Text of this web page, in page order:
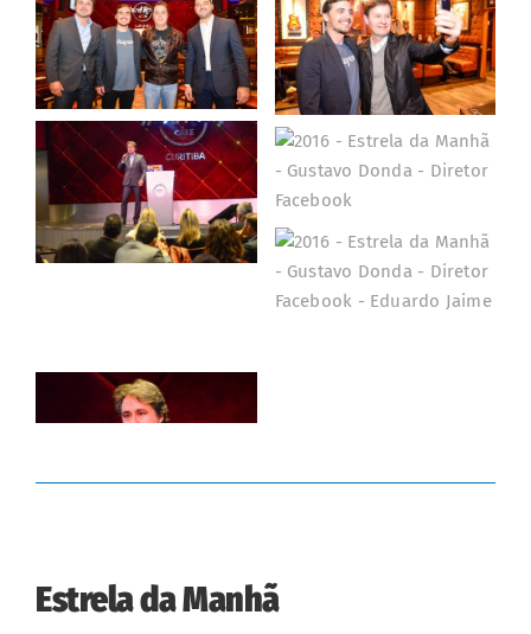
Estrela da Manhã